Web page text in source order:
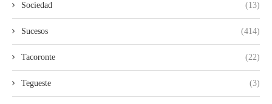
Sociedad (13)
Sucesos (414)
Tacoronte (22)
Tegueste (3)